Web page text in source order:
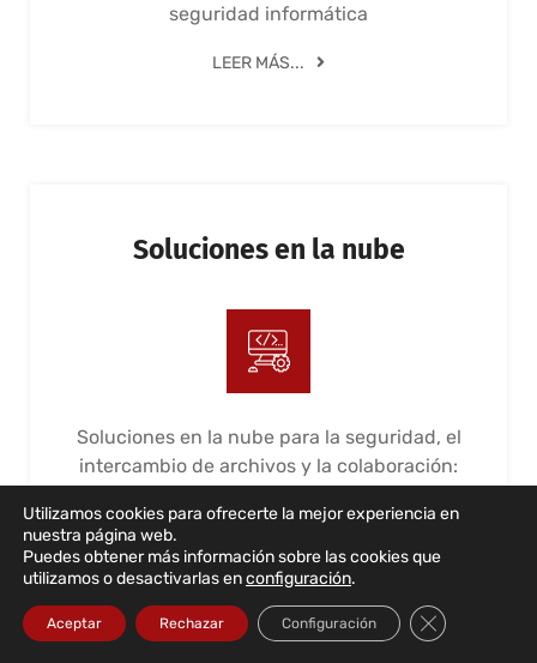
seguridad informática
LEER MÁS...
Soluciones en la nube
Soluciones en la nube para la seguridad, el
intercambio de archivos y la colaboración:
mantenimiento
LEER MÁS...
Utilizamos cookies para ofrecerte la mejor experiencia en
nuestra página web.
Puedes obtener más información sobre las cookies que
utilizamos o desactivarlas enconfiguración.
Aceptar Rechazar Configuración Cerrar el